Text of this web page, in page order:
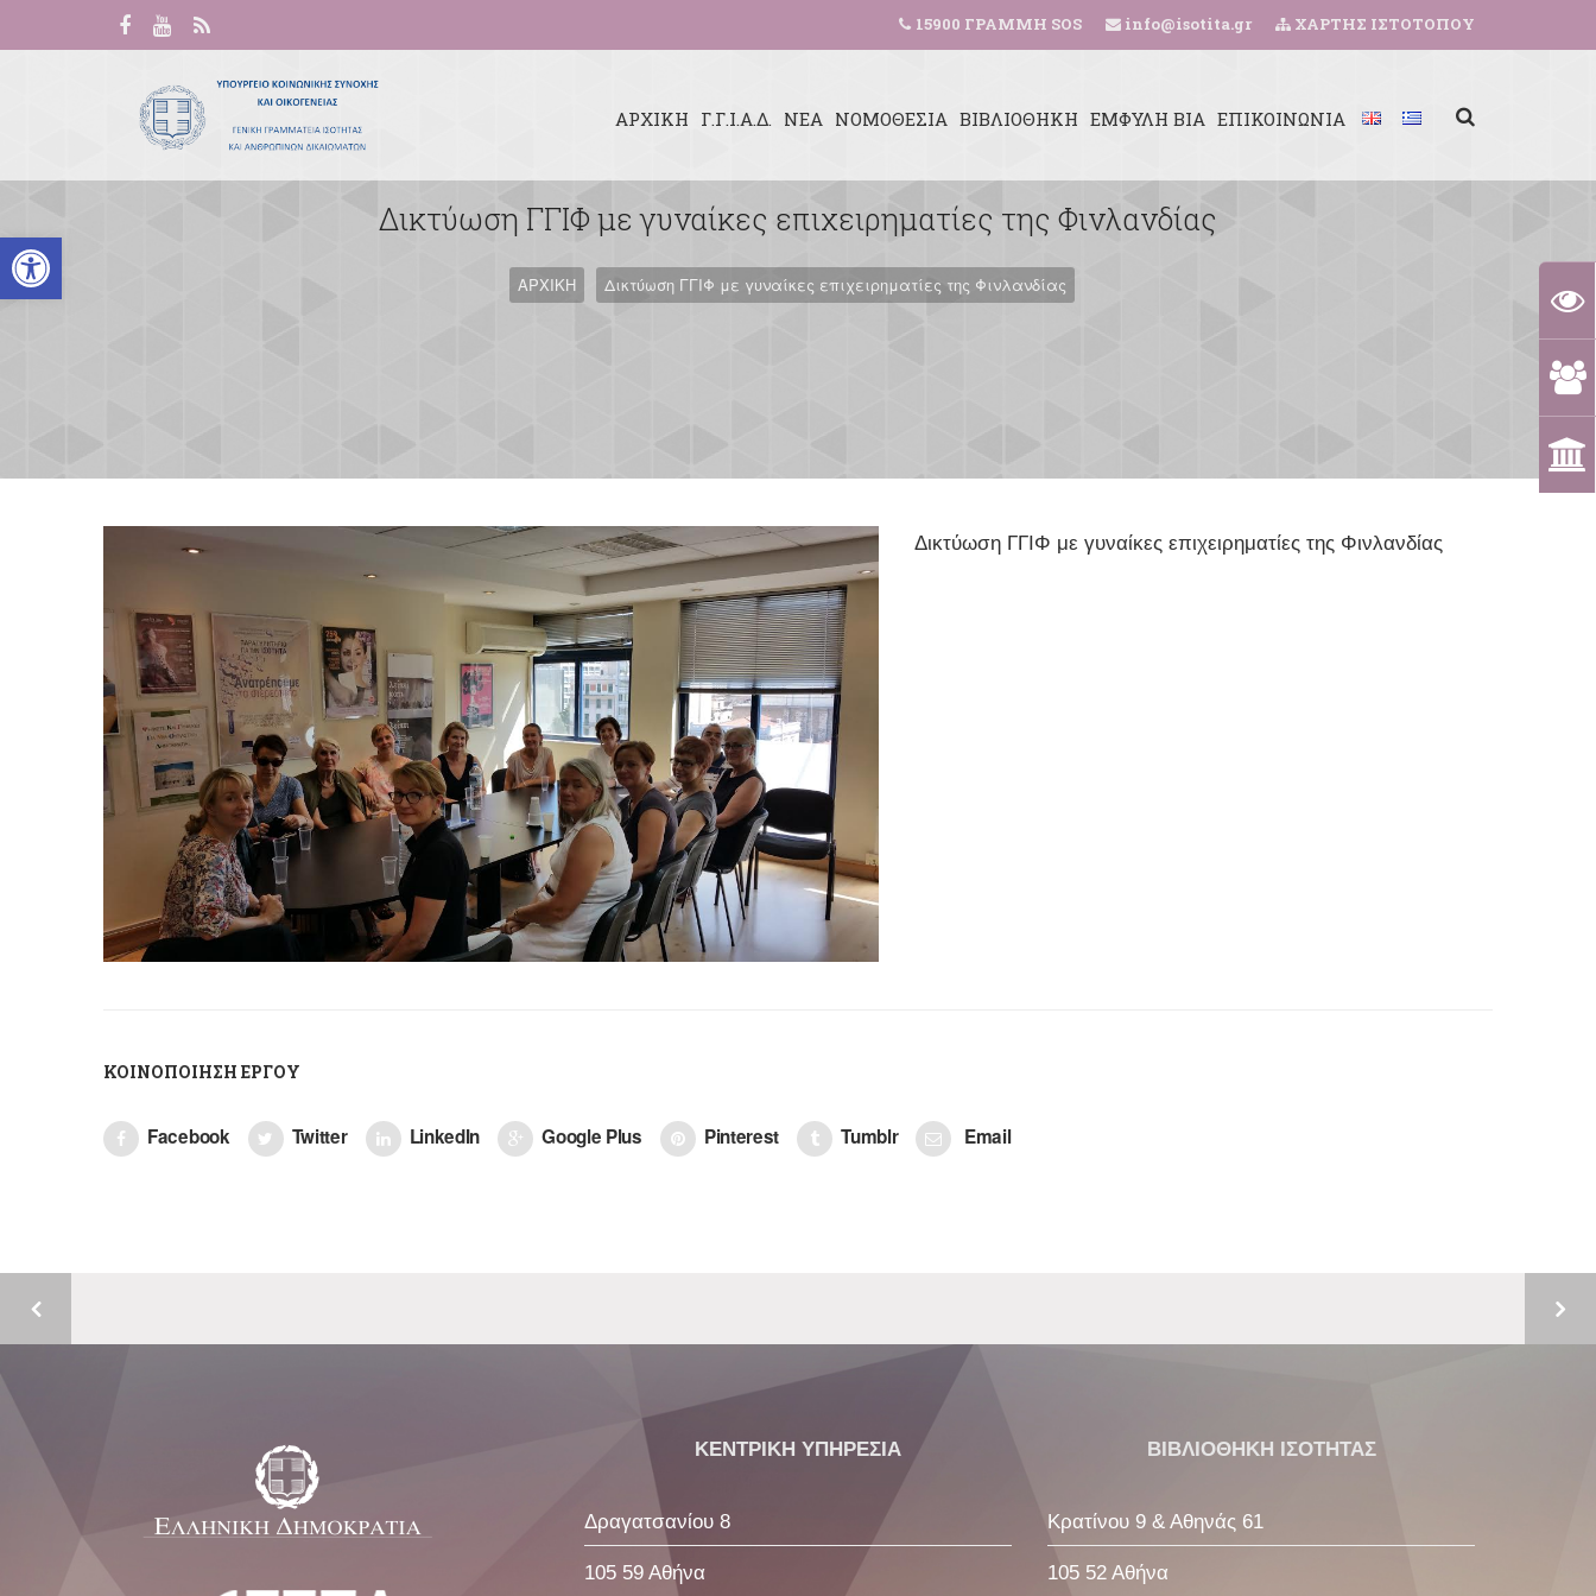
Ανοίξτε τη γραμμή εργαλείων
15900 ΓΡΑΜΜΗ SOS info@isotita.gr ΧΑΡΤΗΣ ΙΣΤΟΤΟΠΟΥ
ΑΡΧΙΚΗ Γ.Γ.Ι.Α.Δ. ΝΕΑ ΝΟΜΟΘΕΣΙΑ ΒΙΒΛΙΟΘΗΚΗ ΕΜΦΥΛΗ ΒΙΑ ΕΠΙΚΟΙΝΩΝΙΑ
Δικτύωση ΓΓΙΦ με γυναίκες επιχειρηματίες της Φινλανδίας
ΑΡΧΙΚΗ Δικτύωση ΓΓΙΦ με γυναίκες επιχειρηματίες της Φινλανδίας
Δικτύωση ΓΓΙΦ με γυναίκες επιχειρηματίες της Φινλανδίας
ΚΟΙΝΟΠΟΊΗΣΗ ΈΡΓΟΥ
Facebook Twitter LinkedIn Google Plus Pinterest Tumblr Email
ΚΕΝΤΡΙΚΗ ΥΠΗΡΕΣΙΑ
Δραγατσανίου 8
105 59 Αθήνα
ΒΙΒΛΙΟΘΗΚΗ ΙΣΟΤΗΤΑΣ
Κρατίνου 9 & Αθηνάς 61
105 52 Αθήνα